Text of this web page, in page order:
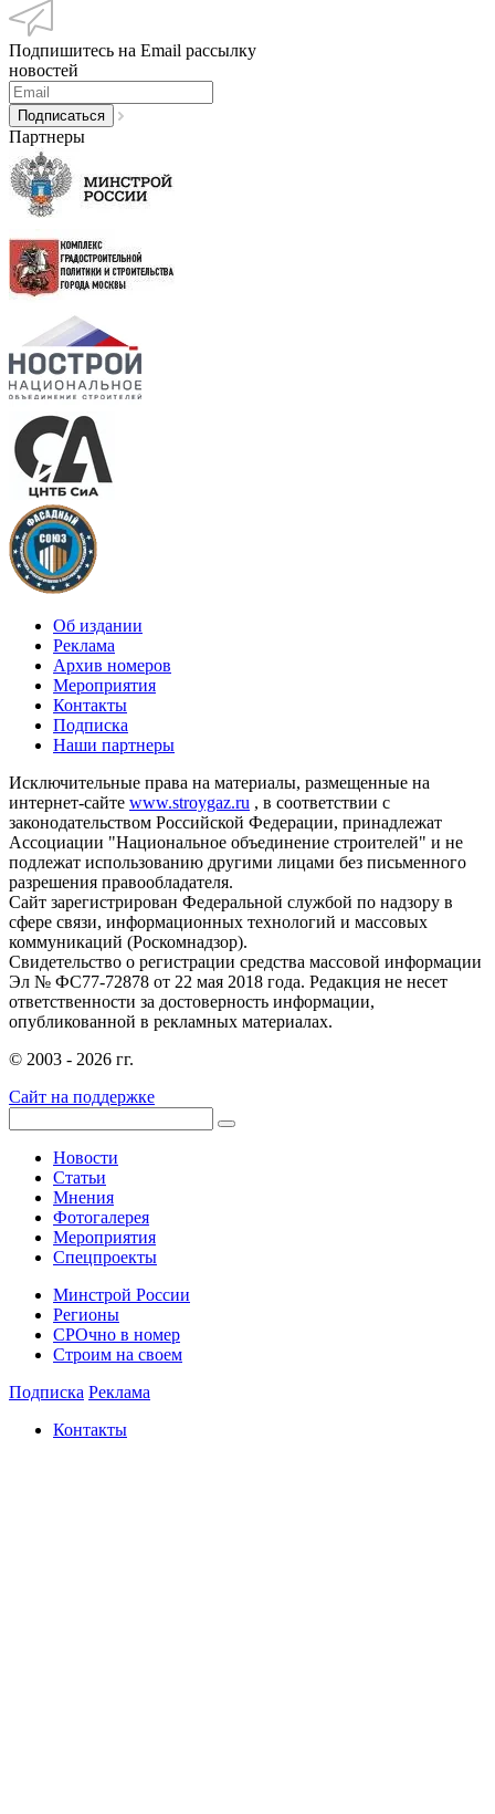
Подпишитесь на Email рассылку
новостей
Партнеры
Об издании
Реклама
Архив номеров
Мероприятия
Контакты
Подписка
Наши партнеры
Исключительные права на материалы, размещенные на
интернет-сайте www.stroygaz.ru , в соответствии с
законодательством Российской Федерации, принадлежат
Ассоциации "Национальное объединение строителей" и не
подлежат использованию другими лицами без письменного
разрешения правообладателя.
Сайт зарегистрирован Федеральной службой по надзору в
сфере связи, информационных технологий и массовых
коммуникаций (Роскомнадзор).
Свидетельство о регистрации средства массовой информации
Эл № ФС77-72878 от 22 мая 2018 года. Редакция не несет
ответственности за достоверность информации,
опубликованной в рекламных материалах.
© 2003 - 2026 гг.
Сайт на поддержке
Новости
Статьи
Мнения
Фотогалерея
Мероприятия
Спецпроекты
Минстрой России
Регионы
СРОчно в номер
Строим на своем
Подписка Реклама
Контакты